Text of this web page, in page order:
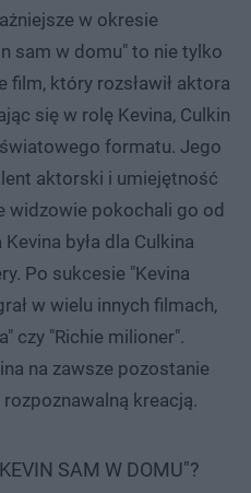
w okresie
sam w domu" to nie tylko
film, który rozsławił aktora
się w rolę Kevina, Culkin
formatu. Jego
aktorski i umiejętność
widzowie pokochali go od
była dla Culkina
Po sukcesie "Kevina
w wielu innych filmach,
czy "Richie milioner".
na zawsze pozostanie
kreacją.
SAM W DOMU"?